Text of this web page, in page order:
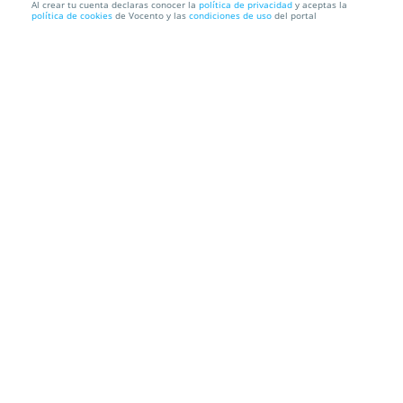
Sevilla: 1 a 3 noches en habitación doble + parking +
Al crear tu cuenta declaras conocer la política de privacidad y aceptas la
política de cookies de Vocento y las condiciones de uso del portal